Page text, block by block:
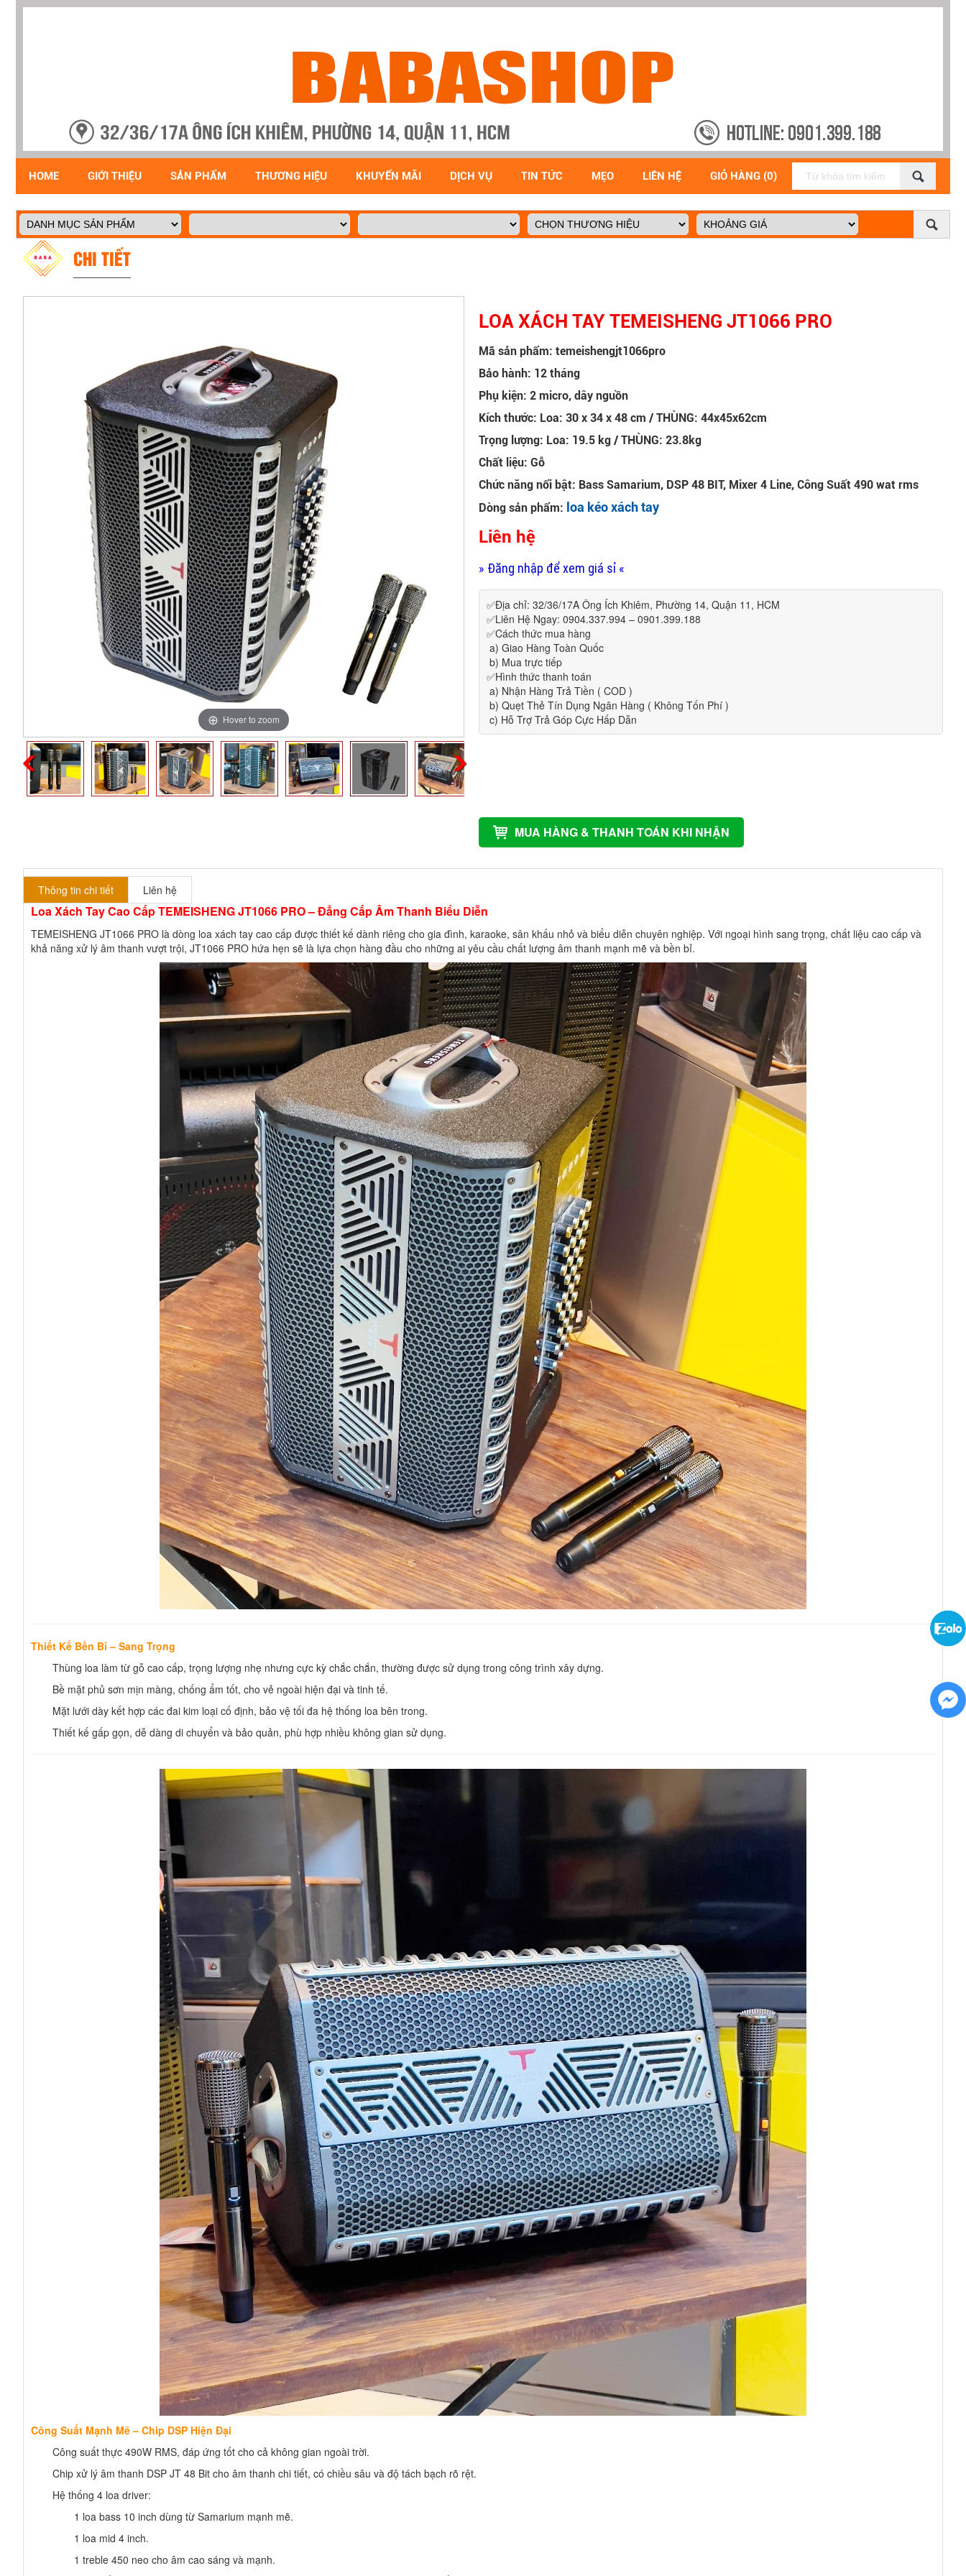
HOME GIỚI THIỆU SẢN PHẨM THƯƠNG HIỆU KHUYẾN MÃI DỊCH VỤ TIN TỨC MẸO LIÊN HỆ GIỎ HÀNG (0)
CHI TIẾT
Hover to zoom
LOA XÁCH TAY TEMEISHENG JT1066 PRO
Mã sản phẩm: temeishengjt1066pro
Bảo hành: 12 tháng
Phụ kiện: 2 micro, dây nguồn
Kích thước: Loa: 30 x 34 x 48 cm / THÙNG: 44x45x62cm
Trọng lượng: Loa: 19.5 kg / THÙNG: 23.8kg
Chất liệu: Gỗ
Chức năng nổi bật: Bass Samarium, DSP 48 BIT, Mixer 4 Line, Công Suất 490 wat rms
Dòng sản phẩm: loa kéo xách tay
Liên hệ
» Đăng nhập để xem giá sỉ «
✅Địa chỉ: 32/36/17A Ông Ích Khiêm, Phường 14, Quận 11, HCM
✅Liên Hệ Ngay: 0904.337.994 – 0901.399.188
✅Cách thức mua hàng
a) Giao Hàng Toàn Quốc
b) Mua trực tiếp
✅Hình thức thanh toán
a) Nhận Hàng Trả Tiền ( COD )
b) Quẹt Thẻ Tín Dụng Ngân Hàng ( Không Tốn Phí )
c) Hỗ Trợ Trả Góp Cực Hấp Dẫn
MUA HÀNG & THANH TOÁN KHI NHẬN
Thông tin chi tiết Liên hệ
Loa Xách Tay Cao Cấp TEMEISHENG JT1066 PRO – Đẳng Cấp Âm Thanh Biểu Diễn
TEMEISHENG JT1066 PRO là dòng loa xách tay cao cấp được thiết kế dành riêng cho gia đình, karaoke, sân khấu nhỏ và biểu diễn chuyên nghiệp. Với ngoại hình sang trọng, chất liệu cao cấp và
khả năng xử lý âm thanh vượt trội, JT1066 PRO hứa hẹn sẽ là lựa chọn hàng đầu cho những ai yêu cầu chất lượng âm thanh mạnh mẽ và bền bỉ.
Thiết Kế Bền Bỉ – Sang Trọng
Thùng loa làm từ gỗ cao cấp, trọng lượng nhẹ nhưng cực kỳ chắc chắn, thường được sử dụng trong công trình xây dựng.
Bề mặt phủ sơn mịn màng, chống ẩm tốt, cho vẻ ngoài hiện đại và tinh tế.
Mặt lưới dày kết hợp các đai kim loại cố định, bảo vệ tối đa hệ thống loa bên trong.
Thiết kế gấp gọn, dễ dàng di chuyển và bảo quản, phù hợp nhiều không gian sử dụng.
Công Suất Mạnh Mẽ – Chip DSP Hiện Đại
Công suất thực 490W RMS, đáp ứng tốt cho cả không gian ngoài trời.
Chip xử lý âm thanh DSP JT 48 Bit cho âm thanh chi tiết, có chiều sâu và độ tách bạch rõ rệt.
Hệ thống 4 loa driver:
1 loa bass 10 inch dùng từ Samarium mạnh mẽ.
1 loa mid 4 inch.
1 treble 450 neo cho âm cao sáng và mạnh.